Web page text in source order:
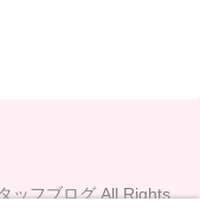
ッフブログ All Rights